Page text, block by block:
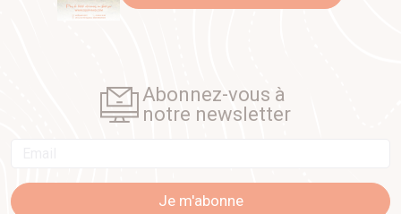
Abonnez-vous à
notre newsletter
Je m'abonne